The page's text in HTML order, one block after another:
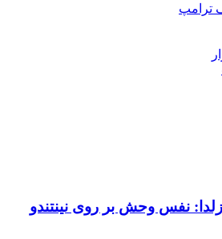
ترامپ
نفس وحش بر روی نینتندو